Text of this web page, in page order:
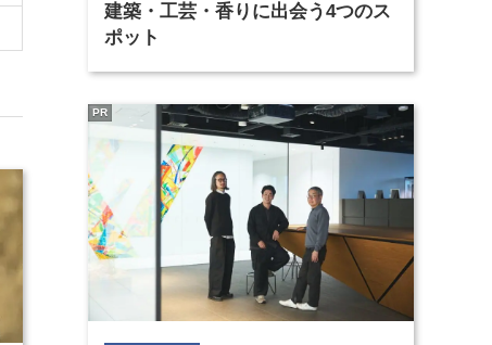
建築・工芸・香りに出会う4つのス
ポット
PR